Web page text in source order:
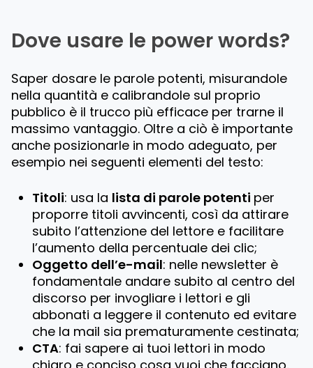
Dove usare le power words?
Saper dosare le parole potenti, misurandole
nella quantità e calibrandole sul proprio
pubblico è il trucco più efficace per trarne il
massimo vantaggio. Oltre a ciò è importante
anche posizionarle in modo adeguato, per
esempio nei seguenti elementi del testo:
Titoli: usa la lista di parole potenti per
proporre titoli avvincenti, così da attirare
subito l’attenzione del lettore e facilitare
l’aumento della percentuale dei clic;
Oggetto dell’e-mail: nelle newsletter è
fondamentale andare subito al centro del
discorso per invogliare i lettori e gli
abbonati a leggere il contenuto ed evitare
che la mail sia prematuramente cestinata;
CTA: fai sapere ai tuoi lettori in modo